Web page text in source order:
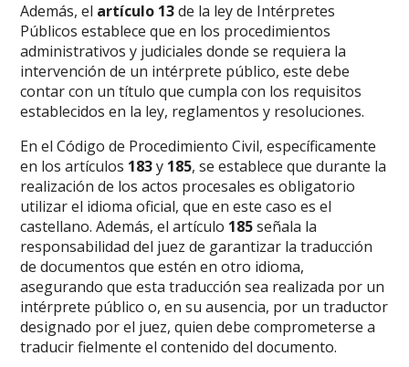
Además, el artículo 13de la ley de Intérpretes
Públicos establece que en los procedimientos
administrativos y judiciales donde se requiera la
intervención de un intérprete público, este debe
contar con un título que cumpla con los requisitos
establecidos en la ley, reglamentos y resoluciones.
En el Código de Procedimiento Civil, específicamente
en los artículos 183y 185, se establece que durante la
realización de los actos procesales es obligatorio
utilizar el idioma oficial, que en este caso es el
castellano. Además, el artículo 185señala la
responsabilidad del juez de garantizar la traducción
de documentos que estén en otro idioma,
asegurando que esta traducción sea realizada por un
intérprete público o, en su ausencia, por un traductor
designado por el juez, quien debe comprometerse a
traducir fielmente el contenido del documento.